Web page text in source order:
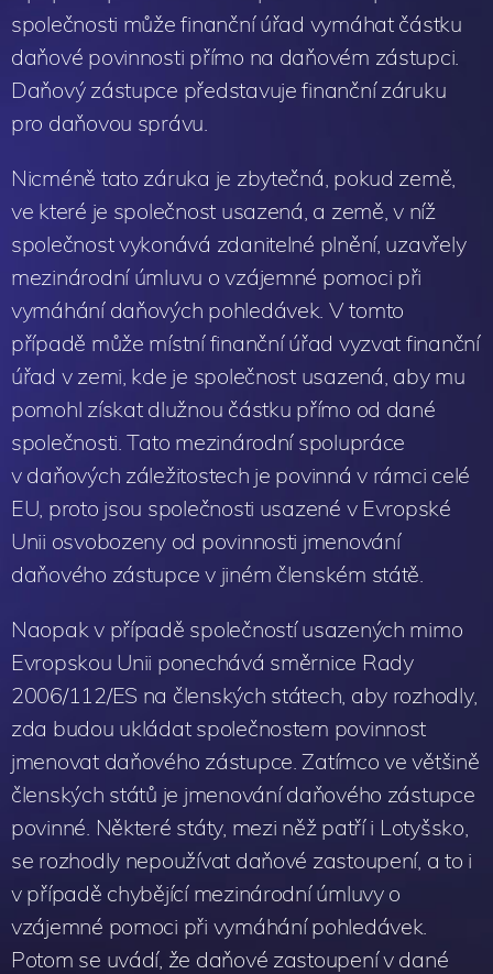
společnosti může finanční úřad vymáhat částku
daňové povinnosti přímo na daňovém zástupci.
Daňový zástupce představuje finanční záruku
pro daňovou správu.
Nicméně tato záruka je zbytečná, pokud země,
ve které je společnost usazená, a země, v níž
společnost vykonává zdanitelné plnění, uzavřely
mezinárodní úmluvu o vzájemné pomoci při
vymáhání daňových pohledávek. V tomto
případě může místní finanční úřad vyzvat finanční
úřad v zemi, kde je společnost usazená, aby mu
pomohl získat dlužnou částku přímo od dané
společnosti. Tato mezinárodní spolupráce
v daňových záležitostech je povinná v rámci celé
EU, proto jsou společnosti usazené v Evropské
Unii osvobozeny od povinnosti jmenování
daňového zástupce v jiném členském státě.
Naopak v případě společností usazených mimo
Evropskou Unii ponechává směrnice Rady
2006/112/ES na členských státech, aby rozhodly,
zda budou ukládat společnostem povinnost
jmenovat daňového zástupce. Zatímco ve většině
členských států je jmenování daňového zástupce
povinné. Některé státy, mezi něž patří i Lotyšsko,
se rozhodly nepoužívat daňové zastoupení, a to i
v případě chybějící mezinárodní úmluvy o
vzájemné pomoci při vymáhání pohledávek.
Potom se uvádí, že daňové zastoupení v dané